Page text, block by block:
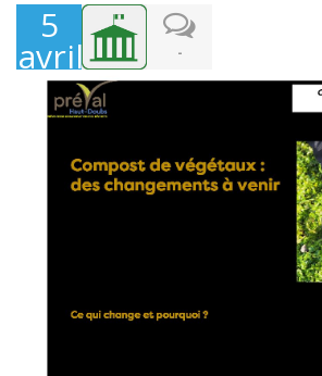
5
avril
2024
-